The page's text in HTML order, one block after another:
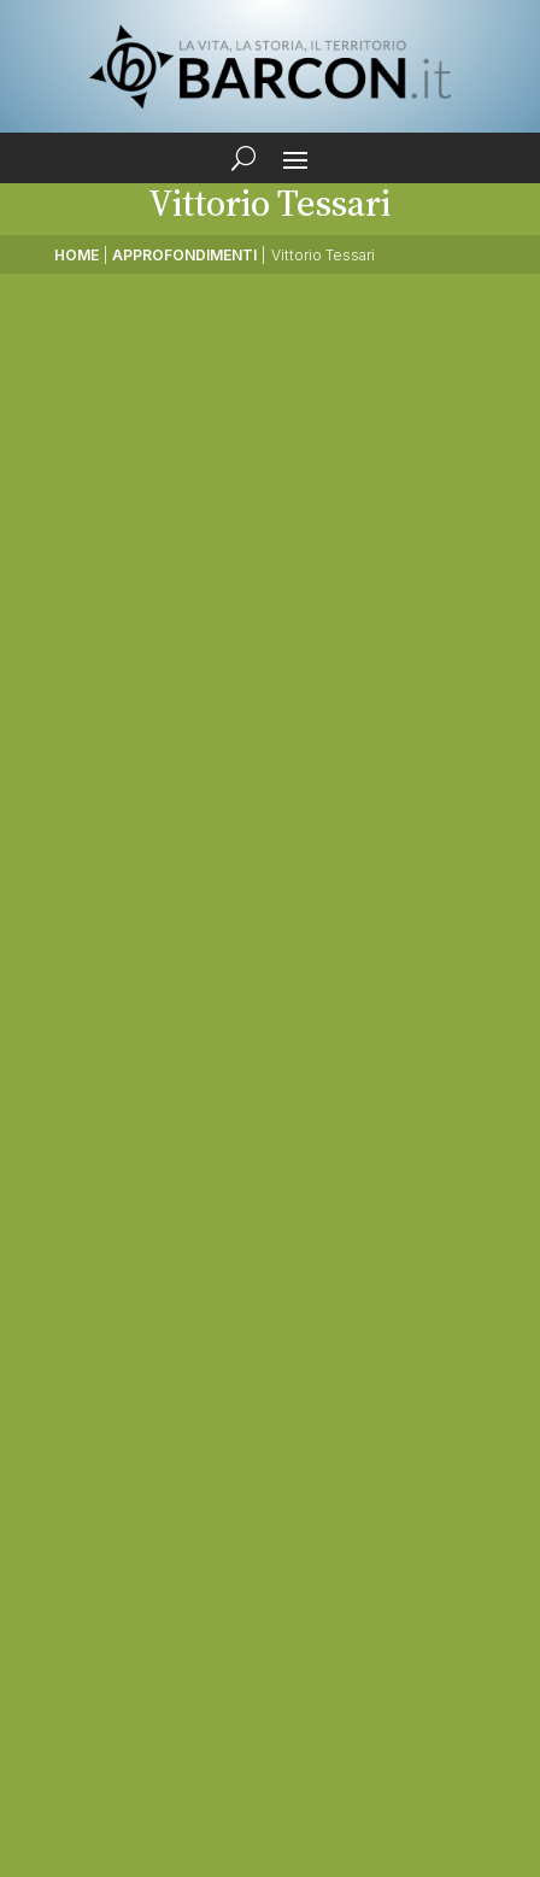
Vittorio Tessari
HOME APPROFONDIMENTI Vittorio Tessari